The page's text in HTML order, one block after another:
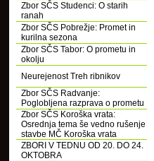
Zbor SČS Studenci: O starih
ranah
Zbor SČS Pobrežje: Promet in
kurilna sezona
Zbor SČS Tabor: O prometu in
okolju
Neurejenost Treh ribnikov
Zbor SČS Radvanje:
Poglobljena razprava o prometu
Zbor SČS Koroška vrata:
Osrednja tema še vedno rušenje
stavbe MČ Koroška vrata
ZBORI V TEDNU OD 20. DO 24.
OKTOBRA